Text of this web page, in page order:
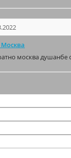
Москва
москва душанбе